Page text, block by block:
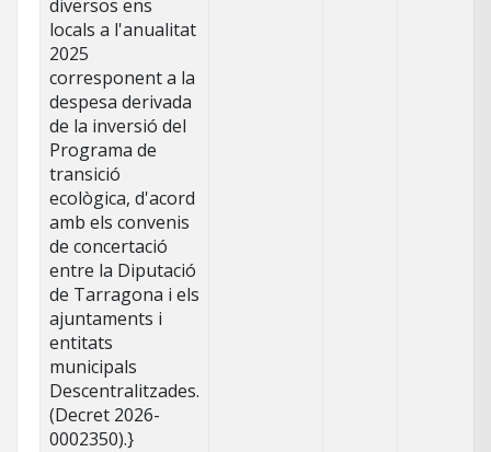
diversos ens
locals a l'anualitat
2025
corresponent a la
despesa derivada
de la inversió del
Programa de
transició
ecològica, d'acord
amb els convenis
de concertació
entre la Diputació
de Tarragona i els
ajuntaments i
entitats
municipals
Descentralitzades.
(Decret 2026-
0002350).}